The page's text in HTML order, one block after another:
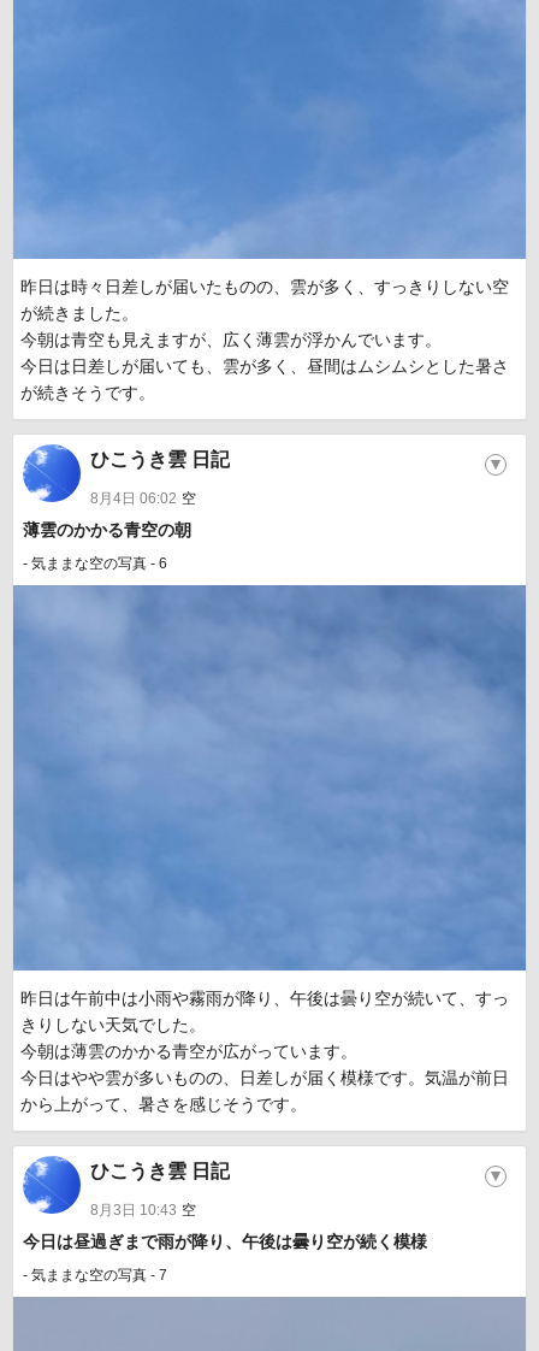
昨日は時々日差しが届いたものの、雲が多く、すっきりしない空
が続きました。
今朝は青空も見えますが、広く薄雲が浮かんでいます。
今日は日差しが届いても、雲が多く、昼間はムシムシとした暑さ
が続きそうです。
ひこうき雲 日記
8月4日 06:02 空
▼
薄雲のかかる青空の朝
- 気ままな空の写真 - 6
昨日は午前中は小雨や霧雨が降り、午後は曇り空が続いて、すっ
きりしない天気でした。
今朝は薄雲のかかる青空が広がっています。
今日はやや雲が多いものの、日差しが届く模様です。気温が前日
から上がって、暑さを感じそうです。
ひこうき雲 日記
8月3日 10:43 空
▼
今日は昼過ぎまで雨が降り、午後は曇り空が続く模様
- 気ままな空の写真 - 7